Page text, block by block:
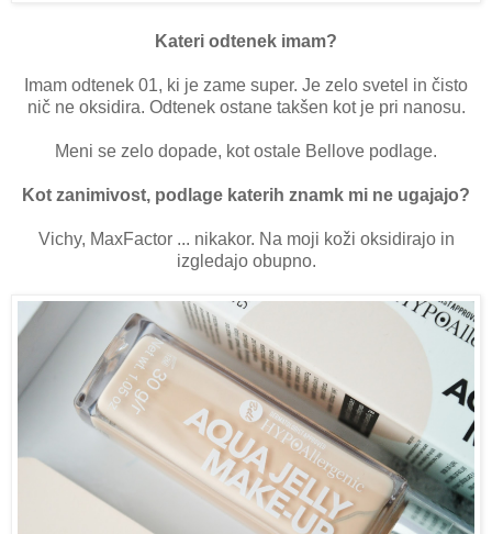
Kateri odtenek imam?
Imam odtenek 01, ki je zame super. Je zelo svetel in čisto
nič ne oksidira. Odtenek ostane takšen kot je pri nanosu.
Meni se zelo dopade, kot ostale Bellove podlage.
Kot zanimivost, podlage katerih znamk mi ne ugajajo?
Vichy, MaxFactor ... nikakor. Na moji koži oksidirajo in
izgledajo obupno.